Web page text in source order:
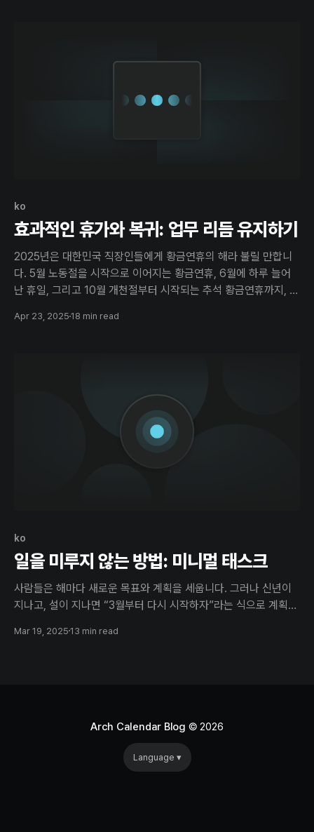
ko
효과적인 휴가와 복귀: 업무 리듬 유지하기
2025년은 대한민국 직장인들에게 황금연휴의 해라 불릴 만합니
다. 5월 노동절을 시작으로 이어지는 황금연휴, 6월에 하루 늘어
난 휴일, 그리고 10월 개천절부터 시작되는 추석 황금연휴까지, 올
호의 기회이지만, 동시에 업무 리듬이 완전히 깨질 수 있는 위험을
Apr 23, 2025 18 min read
ko
일을 미루지 않는 방법: 미니멀 태스크
사람들은 해마다 새로운 목표와 계획을 세웁니다. 그러나 신년이
지나고, 설이 지나면 “3월부터 다시 시작하자”라는 식으로 계획이
가 많습니다. 왜 이런 일이 반복될까요? 예능 프로그램 유 퀴즈 온
Mar 19, 2025 13 min read
Arch Calendar Blog © 2026
Language ▾